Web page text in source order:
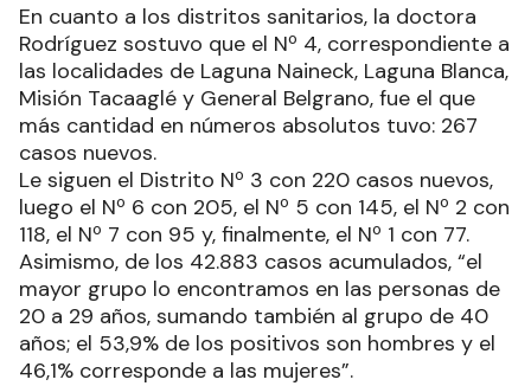
En cuanto a los distritos sanitarios, la doctora
Rodríguez sostuvo que el Nº 4, correspondiente a
las localidades de Laguna Naineck, Laguna Blanca,
Misión Tacaaglé y General Belgrano, fue el que
más cantidad en números absolutos tuvo: 267
casos nuevos.
Le siguen el Distrito Nº 3 con 220 casos nuevos,
luego el Nº 6 con 205, el Nº 5 con 145, el Nº 2 con
118, el Nº 7 con 95 y, finalmente, el Nº 1 con 77.
Asimismo, de los 42.883 casos acumulados, “el
mayor grupo lo encontramos en las personas de
20 a 29 años, sumando también al grupo de 40
años; el 53,9% de los positivos son hombres y el
46,1% corresponde a las mujeres”.